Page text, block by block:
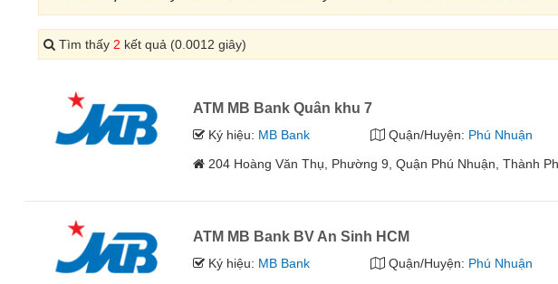
Tìm thấy 2 kết quả (0.0012 giây)
ATM MB Bank Quân khu 7
Ký hiệu: MB Bank Quận/Huyện: Phú Nhuận
204 Hoàng Văn Thụ, Phường 9, Quận Phú Nhuận, Thành
ATM MB Bank BV An Sinh HCM
Ký hiệu: MB Bank Quận/Huyện: Phú Nhuận